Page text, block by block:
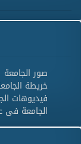
صور الجامعة
خريطة
فيديوهات
الجامعة فى